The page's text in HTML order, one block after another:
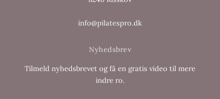
info@pilatespro.dk
Nyhedsbrev
Tilmeld nyhedsbrevet og få en gratis video til mere
indre ro.